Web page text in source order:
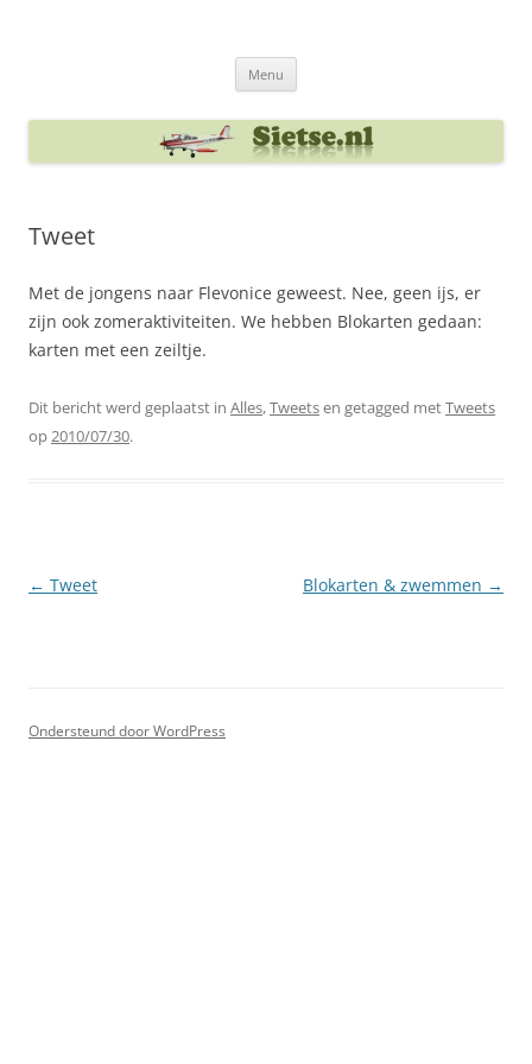
Menu
Tweet
Met de jongens naar Flevonice geweest. Nee, geen ijs, er
zijn ook zomeraktiviteiten. We hebben Blokarten gedaan:
karten met een zeiltje.
Dit bericht werd geplaatst in Alles,Tweetsen getagged metTweets
op2010/07/30.
Berichtnavigatie
← Tweet Blokarten & zwemmen →
Ondersteund door WordPress